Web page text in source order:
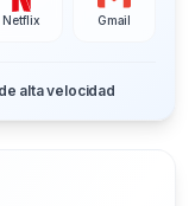
Netflix Gmail
alta velocidad